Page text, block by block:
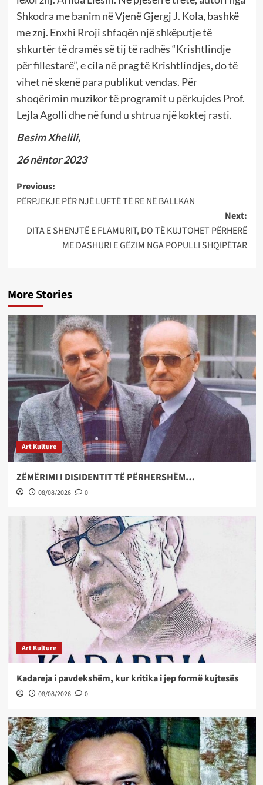
Shkodra me banim në Vjenë Gjergj J. Kola, bashkë
me znj. Enxhi Rroji shfaqën një shkëputje të
shkurtër të dramës së tij të radhës “Krishtlindje
për fillestarë”, e cila në prag të Krishtlindjes, do të
vihet në skenë para publikut vendas. Për
shoqërimin muzikor të programit u përkujdes Prof.
Lejla Agolli dhe në fund u shtrua një koktej rasti.
Besim Xhelili,
26 nëntor 2023
Post
navigation
Previous:
PËRPJEKJE PËR NJË LUFTË TË RE NË BALLKAN
Next:
DITA E SHENJTË E FLAMURIT, DO TË KUJTOHET PËRHERË
ME DASHURI E GËZIM NGA POPULLI SHQIPËTAR
More Stories
Art Kulture
ZËMËRIMI I DISIDENTIT TË PËRHERSHËM…
08/08/2026 0
Art Kulture
Kadareja i pavdekshëm, kur kritika i jep formë kujtesës
08/08/2026 0